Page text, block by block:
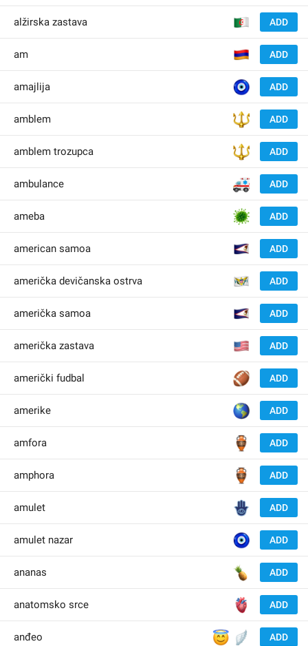
ADD
alžirska zastava
ADD
am
ADD
🧿
amajlija
ADD
🔱
amblem
ADD
🔱
amblem trozupca
ADD
🚑
ambulance
ADD
🦠
ameba
ADD
american samoa
ADD
američka devičanska ostrva
ADD
američka samoa
ADD
američka zastava
ADD
🏈
američki fudbal
ADD
🌎
amerike
ADD
🏺
amfora
ADD
🏺
amphora
ADD
🪬
amulet
ADD
🧿
amulet nazar
ADD
🍍
ananas
ADD
🫀
anatomsko srce
ADD
😇
🪽
anđeo